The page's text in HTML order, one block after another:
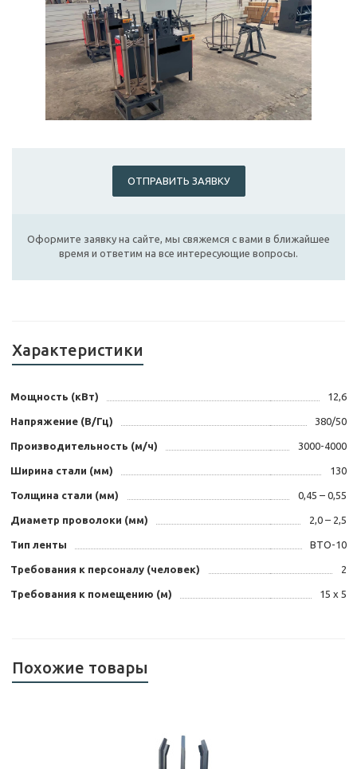
ОТПРАВИТЬ ЗАЯВКУ
Оформите заявку на сайте, мы свяжемся с вами в ближайшее
время и ответим на все интересующие вопросы.
Характеристики
Мощность (кВт) 12,6
Напряжение (В/Гц) 380/50
Производительность (м/ч) 3000-4000
Ширина стали (мм) 130
Толщина стали (мм) 0,45 – 0,55
Диаметр проволоки (мм) 2,0 – 2,5
Тип ленты ВТО-10
Требования к персоналу (человек) 2
Требования к помещению (м) 15 х 5
Похожие товары